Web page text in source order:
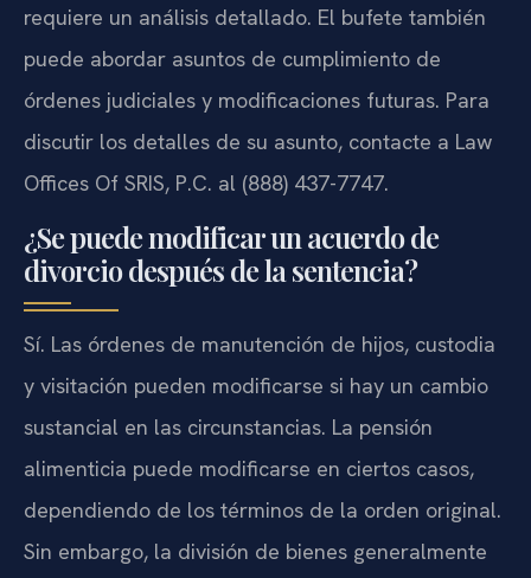
requiere un análisis detallado. El bufete también
puede abordar asuntos de cumplimiento de
órdenes judiciales y modificaciones futuras. Para
discutir los detalles de su asunto, contacte a Law
Offices Of SRIS, P.C. al (888) 437-7747.
¿Se puede modificar un acuerdo de
divorcio después de la sentencia?
Sí. Las órdenes de manutención de hijos, custodia
y visitación pueden modificarse si hay un cambio
sustancial en las circunstancias. La pensión
alimenticia puede modificarse en ciertos casos,
dependiendo de los términos de la orden original.
Sin embargo, la división de bienes generalmente